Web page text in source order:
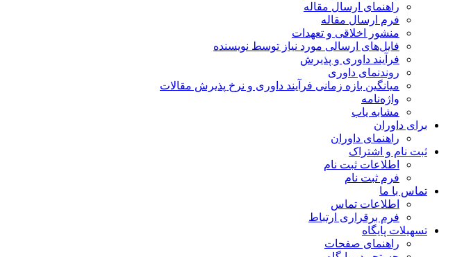
راهنمای ارسال مقاله
فرم ارسال مقاله
منشور اخلاقی و تعهدات
فایل‌های ارسالی مورد نیاز توسط نویسنده
فرآیند داوری و پذیرش
روندنمای داوری
میانگین بازه زمانی فرآیند داوری و نرخ پذیرش مقالات
واژه‌نامه
مشابه یاب
برای داوران
راهنمای داوران
ثبت نام و اشتراک
اطلاعات ثبت نام
فرم ثبت نام
تماس با ما
اطلاعات تماس
فرم برقراری ارتباط
تسهیلات پایگاه
راهنمای صفحات